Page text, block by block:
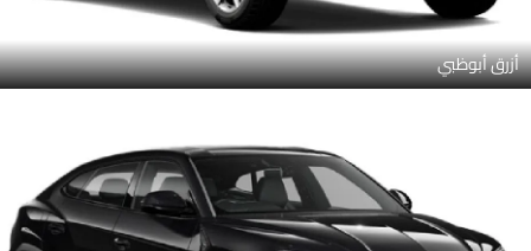
أزرق أبوظبي